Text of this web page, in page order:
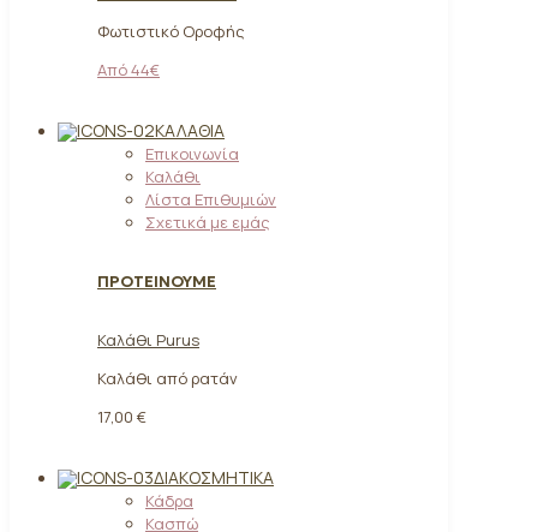
Φωτιστικό Οροφής
Από 44€
ΚΑΛΆΘΙΑ
Επικοινωνία
Καλάθι
Λίστα Επιθυμιών
Σχετικά με εμάς
ΠΡΟΤΕΙΝΟΥΜΕ
Καλάθι Purus
Καλάθι από ρατάν
17,00 €
ΔΙΑΚΟΣΜΗΤΙΚΆ
Κάδρα
Κασπώ